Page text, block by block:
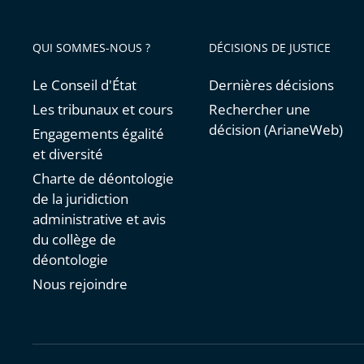
Conseil
a
QUI SOMMES-NOUS ?
Le Conseil d'État
Les tribunaux et cours
Engagements égalité
et diversité
Charte de déontologie
de la juridiction
administrative et avis
du collège de
déontologie
Nous rejoindre
DÉCISIONS DE JUSTICE
Dernières décisions
Rechercher une
décision (ArianeWeb)